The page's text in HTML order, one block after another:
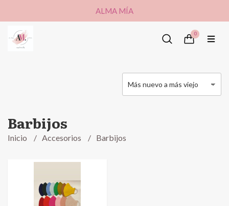
ALMA MÍA
0
Barbijos
Inicio Accesorios Barbijos